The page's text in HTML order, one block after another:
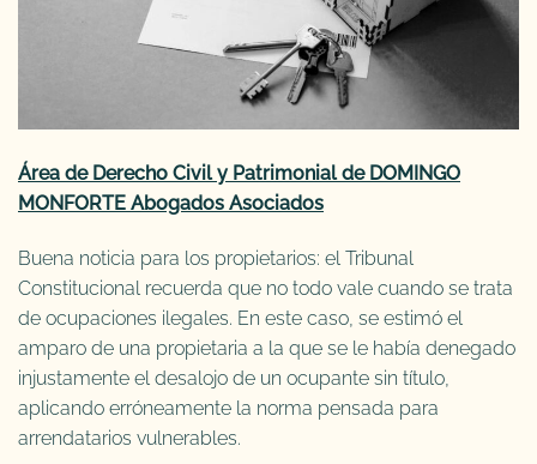
Área de Derecho Civil y Patrimonial de DOMINGO
MONFORTE Abogados Asociados
Buena noticia para los propietarios: el Tribunal
Constitucional recuerda que no todo vale cuando se trata
de ocupaciones ilegales. En este caso, se estimó el
amparo de una propietaria a la que se le había denegado
injustamente el desalojo de un ocupante sin título,
aplicando erróneamente la norma pensada para
arrendatarios vulnerables.